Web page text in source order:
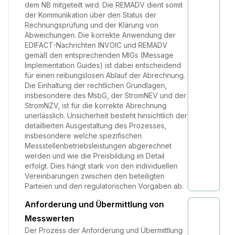
dem NB mitgeteilt wird. Die REMADV dient somit
der Kommunikation über den Status der
Rechnungsprüfung und der Klärung von
Abweichungen. Die korrekte Anwendung der
EDIFACT-Nachrichten INVOIC und REMADV
gemäß den entsprechenden MIGs (Message
Implementation Guides) ist dabei entscheidend
für einen reibungslosen Ablauf der Abrechnung.
Die Einhaltung der rechtlichen Grundlagen,
insbesondere des MsbG, der StromNEV und der
StromNZV, ist für die korrekte Abrechnung
unerlässlich. Unsicherheit besteht hinsichtlich der
detaillierten Ausgestaltung des Prozesses,
insbesondere welche spezifischen
Messstellenbetriebsleistungen abgerechnet
werden und wie die Preisbildung im Detail
erfolgt. Dies hängt stark von den individuellen
Vereinbarungen zwischen den beteiligten
Parteien und den regulatorischen Vorgaben ab.
Anforderung und Übermittlung von
Messwerten
Der Prozess der Anforderung und Übermittlung